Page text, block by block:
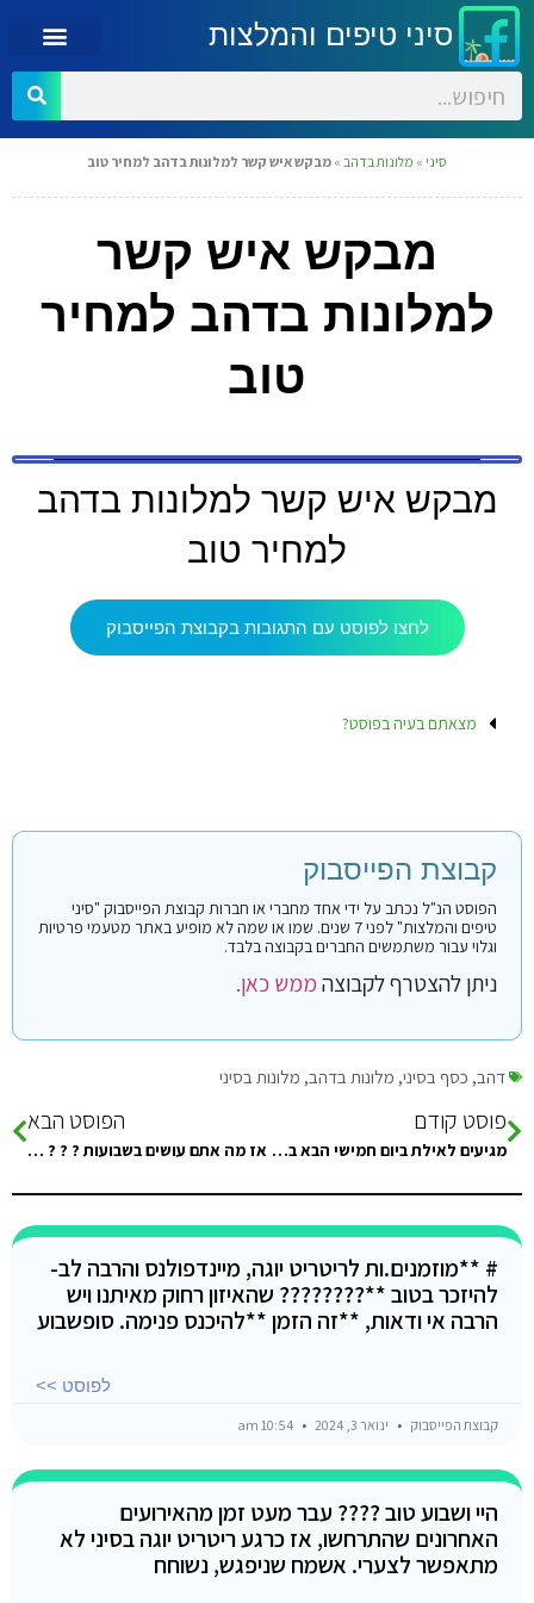
סיני טיפים והמלצות
סיני » מלונות בדהב » מבקש איש קשר למלונות בדהב למחיר טוב
מבקש איש קשר
למלונות בדהב למחיר
טוב
מבקש איש קשר למלונות בדהב
למחיר טוב
לחצו לפוסט עם התגובות בקבוצת הפייסבוק
מצאתם בעיה בפוסט?
קבוצת הפייסבוק
הפוסט הנ"ל נכתב על ידי אחד מחברי או חברות קבוצת הפייסבוק "סיני
טיפים והמלצות" לפני 7 שנים. שמו או שמה לא מופיע באתר מטעמי פרטיות
וגלוי עבור משתמשים החברים בקבוצה בלבד.
ניתן להצטרף לקבוצהממש כאן.
דהב, כסף בסיני, מלונות בדהב, מלונות בסיני
פוסט קודם
מגיעים לאילת ביום חמישי הבא בסביבות 20:00. מה אומרים, כדאי לחצות את הגבול בלילה ולהתקדם לעבר דהב או לחכות…
הפוסט הבא
אז מה אתם עושים בשבועות ? ? ? עוד שבועיים אנחנו אל אחד הטרקים המרגשים של סיני …
# **מוזמנים.ות לריטריט יוגה, מיינדפולנס והרבה לב-
להיזכר בטוב **???????? שהאיזון רחוק מאיתנו ויש
הרבה אי ודאות, **זה הזמן **להיכנס פנימה. סופשבוע
לפוסט >>
קבוצת הפייסבוק ינואר 3, 2024
היי ושבוע טוב ???? עבר מעט זמן מהאירועים
האחרונים שהתרחשו, אז כרגע ריטריט יוגה בסיני לא
מתאפשר לצערי. אשמח שניפגש, נשוחח